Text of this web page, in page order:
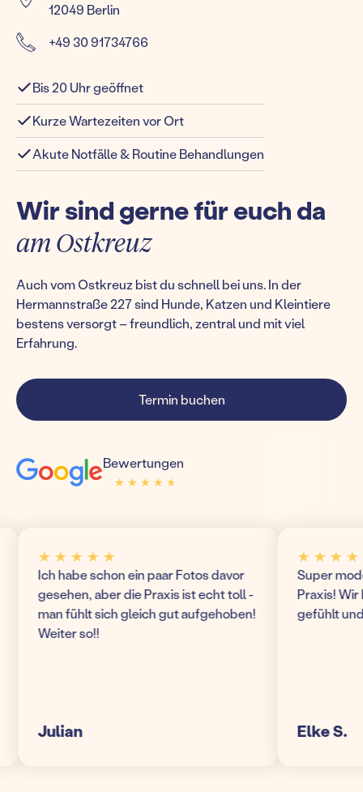
12049 Berlin
+49 30 91734766
Bis 20 Uhr geöffnet
Kurze Wartezeiten vor Ort
Akute Notfälle & Routine Behandlungen
Wir sind gerne für euch da
am Ostkreuz
Auch vom Ostkreuz bist du schnell bei uns. In der
Hermannstraße 227 sind Hunde, Katzen und Kleintiere
bestens versorgt – freundlich, zentral und mit viel
Erfahrung.
Termin buchen
Bewertungen
★ ★ ★ ★ ★
★ ★ ★ ★ ★
★ ★ ★ ★
habe schon ein paar Fotos davor
aber die Praxis ist echt toll -
fühlt sich gleich gut aufgehoben!
so!!
★ ★ ★ ★ ★
Super modern
Praxis! Wir
gefühlt und
Elke S.